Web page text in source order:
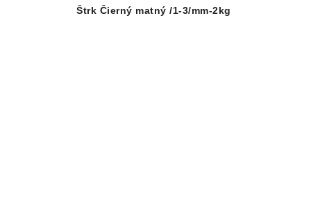
Štrk Čierný matný /1-3/mm-2kg